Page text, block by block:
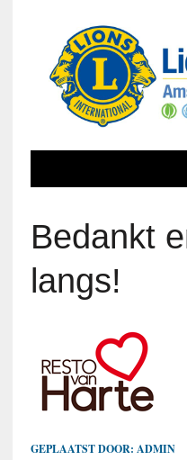
Bedankt
langs!
GEPLAATST DOOR: ADMIN